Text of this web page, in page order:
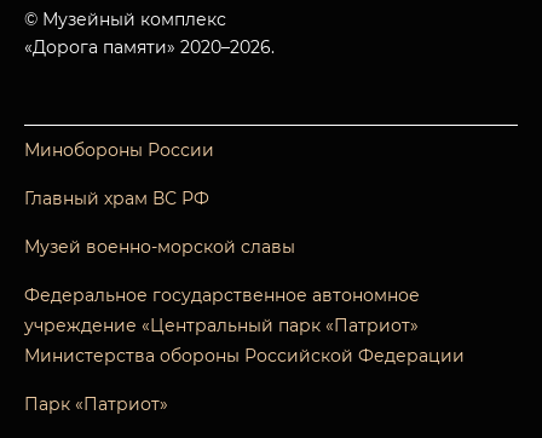
© Музейный комплекс
«Дорога памяти» 2020–2026.
Минобороны России
Главный храм ВС РФ
Музей военно-морской славы
Федеральное государственное автономное
учреждение «Центральный парк «Патриот»
Министерства обороны Российской Федерации
Парк «Патриот»